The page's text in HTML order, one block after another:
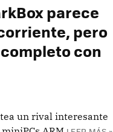
parece
pero
con
un rival interesante